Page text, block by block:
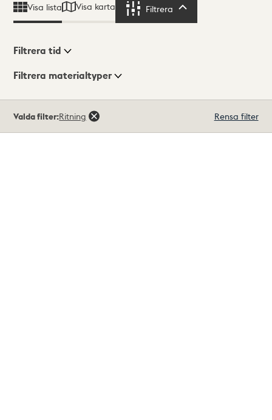
Visa lista Visa karta Filtrera
Visningsläge
Filtrera tid
Filtrera materialtyper
träffar
Valda filter:Ritning Rensa filter